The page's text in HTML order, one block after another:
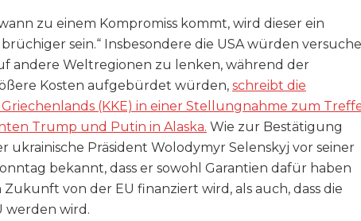
zu einem Kompromiss kommt, wird dieser ein
sein.“ Insbesondere die USA würden
andere Weltregionen zu lenken, während der
Kosten aufgebürdet würden, schreibt die
(KKE) in einer Stellungnahme zum
Trump und Putin in Alaska. Wie zur Bestätigung
ukrainische Präsident Wolodymyr Selenskyj vor seiner
bekannt, dass er sowohl Garantien dafür haben
Zukunft von der EU finanziert wird, als auch, dass die
werden wird.